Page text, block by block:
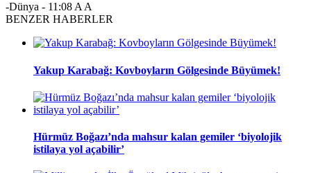
-Dünya - 11:08 A A
BENZER HABERLER
Yakup Karabağ: Kovboyların Gölgesinde Büyümek!
Hürmüz Boğazı’nda mahsur kalan gemiler ‘biyolojik
istilaya yol açabilir’